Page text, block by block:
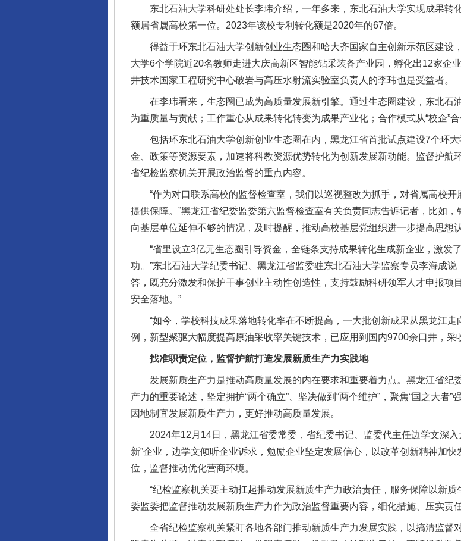
东北石油大学科研处处长李玮介绍，一年多来，东北石油大学实现成果转
额居省属高校第一位。2023年该校专利转化额是2020年的67倍。
得益于环东北石油大学创新创业生态圈和哈大齐国家自主创新示范区建设
大学6个学院近20名教师走进大庆高新区智能钻采装备产业园，孵化出12家企
井技术国家工程研究中心破岩与高压水射流实验室负责人的李玮也是受益者。
在李玮看来，生态圈已成为高质量发展新引擎。通过生态圈建设，东北石
为重质量与贡献；工作重心从成果转化转变为成果产业化；合作模式从“校企”合
包括环东北石油大学创新创业生态圈在内，黑龙江省首批试点建设7个环大
金、政策等资源要素，加速将科教资源优势转化为创新发展新动能。监督护航
省纪检监察机关开展政治监督的重点内容。
“作为对口联系高校的监督检查室，我们以巡视整改为抓手，对省属高校开
提供保障。”黑龙江省纪委监委第六监督检查室有关负责同志告诉记者，比如
向基层单位延伸不够的情况，及时提醒，推动高校基层党组织进一步提高思想认
“省里设立3亿元生态圈引导资金，全链条支持成果转化生成新企业，激发
功。”东北石油大学纪委书记、黑龙江省监委驻东北石油大学监察专员李海成
答，既充分激发和保护干事创业主动性创造性，支持鼓励科研领军人才申报项
安全落地。”
“如今，学校科技成果落地转化率在不断提高，一大批创新成果从黑龙江走
例，新型聚驱大幅度提高原油采收率关键技术，已应用到国内9700余口井，采
找准职责定位，监督护航打造发展新质生产力实践地
发展新质生产力是推动高质量发展的内在要求和重要着力点。黑龙江省纪
产力的重要论述，坚定拥护“两个确立”、坚决做到“两个维护”，聚焦“国之大者
因地制宜发展新质生产力，更好推动高质量发展。
2024年12月14日，黑龙江省委常委，省纪委书记、监委代主任边学文深入
新”企业，边学文倾听企业诉求，勉励企业坚定发展信心，以改革创新精神加
位，监督推动优化营商环境。
“纪检监察机关要主动扛起推动发展新质生产力政治责任，服务保障以新质
委监委把监督推动发展新质生产力作为政治监督重要内容，细化措施、压实责
全省纪检监察机关紧盯各地各部门推动新质生产力发展实践，以搞清监督